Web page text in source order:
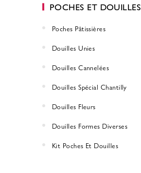
POCHES ET DOUILLES
Poches Pâtissières
Douilles Unies
Douilles Cannelées
Douilles Spécial Chantilly
Douilles Fleurs
Douilles Formes Diverses
Kit Poches Et Douilles